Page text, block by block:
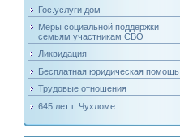
Гос.услуги дом
Меры социальной поддержки
семьям участникам СВО
Ликвидация
Бесплатная юридическая помощь
Трудовые отношения
645 лет г. Чухломе